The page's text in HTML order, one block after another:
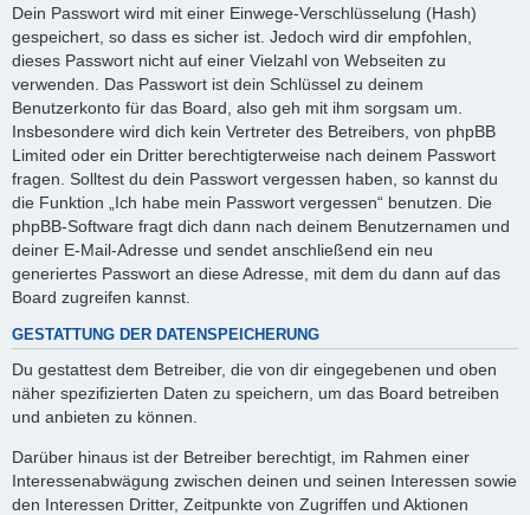
Dein Passwort wird mit einer Einwege-Verschlüsselung (Hash)
gespeichert, so dass es sicher ist. Jedoch wird dir empfohlen,
dieses Passwort nicht auf einer Vielzahl von Webseiten zu
verwenden. Das Passwort ist dein Schlüssel zu deinem
Benutzerkonto für das Board, also geh mit ihm sorgsam um.
Insbesondere wird dich kein Vertreter des Betreibers, von phpBB
Limited oder ein Dritter berechtigterweise nach deinem Passwort
fragen. Solltest du dein Passwort vergessen haben, so kannst du
die Funktion „Ich habe mein Passwort vergessen“ benutzen. Die
phpBB-Software fragt dich dann nach deinem Benutzernamen und
deiner E-Mail-Adresse und sendet anschließend ein neu
generiertes Passwort an diese Adresse, mit dem du dann auf das
Board zugreifen kannst.
GESTATTUNG DER DATENSPEICHERUNG
Du gestattest dem Betreiber, die von dir eingegebenen und oben
näher spezifizierten Daten zu speichern, um das Board betreiben
und anbieten zu können.
Darüber hinaus ist der Betreiber berechtigt, im Rahmen einer
Interessenabwägung zwischen deinen und seinen Interessen sowie
den Interessen Dritter, Zeitpunkte von Zugriffen und Aktionen